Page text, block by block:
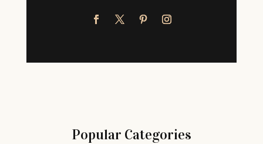
Popular Categories